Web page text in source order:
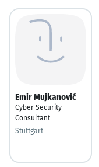
Emir Mujkanović
Cyber Security
Consultant
Stuttgart